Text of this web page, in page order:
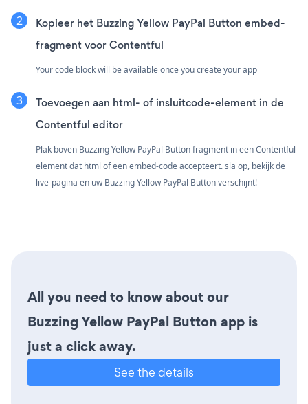
Kopieer het Buzzing Yellow PayPal Button embed-
fragment voor Contentful
Your code block will be available once you create your app
Toevoegen aan html- of insluitcode-element in de
Contentful editor
Plak boven Buzzing Yellow PayPal Button fragment in een Contentful
element dat html of een embed-code accepteert. sla op, bekijk de
live-pagina en uw Buzzing Yellow PayPal Button verschijnt!
All you need to know about our
Buzzing Yellow PayPal Button app is
just a click away.
See the details